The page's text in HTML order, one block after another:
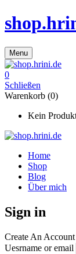
Menu
0
Schließen
Warenkorb (0)
Kein
Home
Shop
Blog
Über mich
Sign in
Create An Account
Uesrname or email